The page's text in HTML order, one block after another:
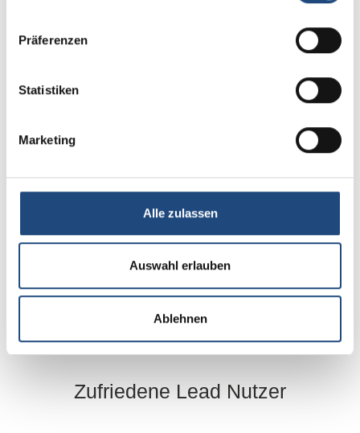
Präferenzen
Statistiken
Marketing
Alle zulassen
Auswahl erlauben
Ablehnen
Testen Sie jetzt
Zufriedene Lead Nutzer